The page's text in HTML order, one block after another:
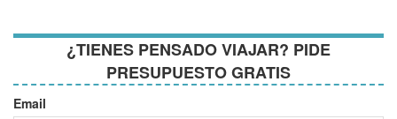
¿TIENES PENSADO VIAJAR? PIDE
PRESUPUESTO GRATIS
Email